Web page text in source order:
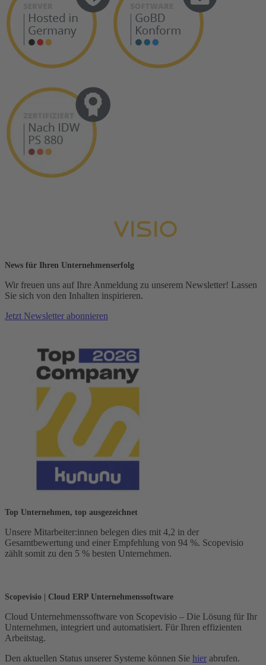
News für Ihren Unternehmenserfolg
Wir freuen uns auf Ihre Anmeldung zu unserem Newsletter! Lassen
Sie sich von den Inhalten inspirieren.
Jetzt Newsletter abonnieren
Top Unternehmen, top ausgezeichnet
Unsere Mitarbeiter:innen belegen dies mit 4,2 in der
Gesamtbewertung und einer Empfehlung von 94 %. Scopevisio
zählt somit zu den 5 % besten Unternehmen.
Scopevisio | Cloud ERP Unternehmenssoftware
Cloud Unternehmenssoftware von Scopevisio – Die Lösung für Ihr
Unternehmen, integriert und automatisiert. Für Ihren effizienten
Arbeitstag.
Den aktuellen Status unserer Systeme können Sie hier abrufen.